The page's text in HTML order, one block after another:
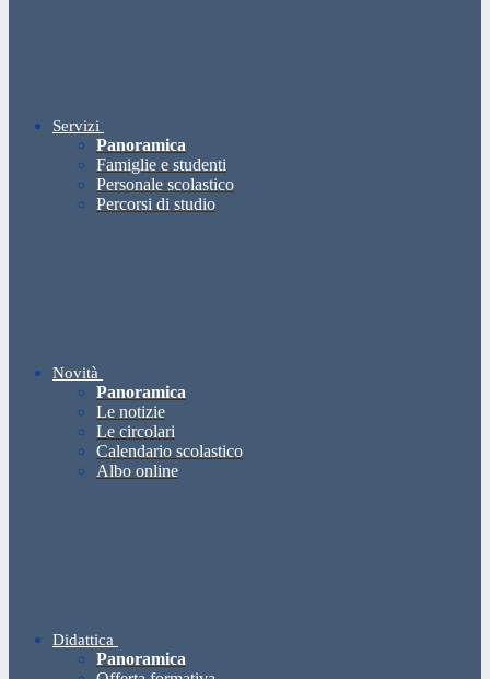
Servizi
Panoramica
Famiglie e studenti
Personale scolastico
Percorsi di studio
Novità
Panoramica
Le notizie
Le circolari
Calendario scolastico
Albo online
Didattica
Panoramica